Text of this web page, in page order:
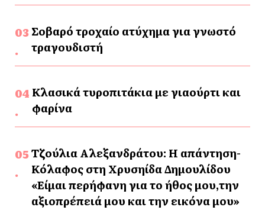
Σοβαρό τροχαίο ατύχημα για γνωστό
τραγουδιστή
Κλασικά τυροπιτάκια με γιαούρτι και
φαρίνα
Τζούλια Αλεξανδράτου: Η απάντηση-
Κόλαφος στη Χρυσηίδα Δημουλίδου
«Είμαι περήφανη για το ήθος μου,την
αξιοπρέπειά μου και την εικόνα μου»